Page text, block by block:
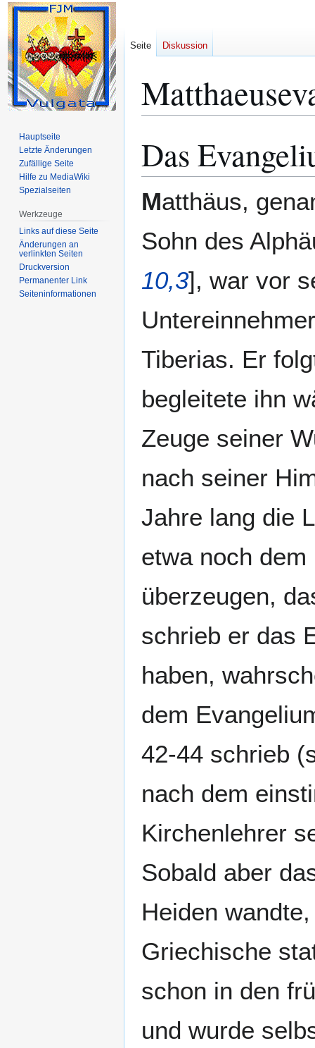
Navigation
Suche
Das
Matthäus,
Sohn des
10,3], war vor
Tiberias. Er
begleitete ihn
Zeuge seiner
nach seiner
Jahre lang die
etwa noch
überzeugen,
schrieb er das
haben,
dem
42-44 schrieb
nach dem
Kirchenlehrer
Sobald aber
Heiden
Griechische
schon in den
und wurde
Seite Diskussion
Hauptseite
Letzte Änderungen
Zufällige Seite
Hilfe zu MediaWiki
Spezialseiten
Werkzeuge
Links auf diese Seite
Änderungen an
verlinkten Seiten
Druckversion
Permanenter Link
Seiten­­informationen